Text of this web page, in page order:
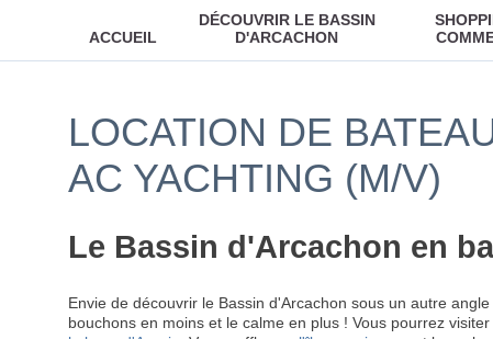
ACCUEIL
DÉCOUVRIR LE BASSIN
D'ARCACHON
LOCATION DE
AC YACHTING (M/V)
Le Bassin d'Arcachon en
Envie de découvrir le Bassin d'Arcachon sous un autre
bouchons en moins et le calme en plus ! Vous pourrez